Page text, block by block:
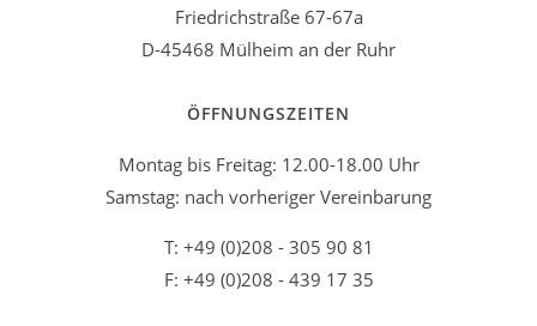
Friedrichstraße 67-67a
D-45468 Mülheim an der Ruhr
ÖFFNUNGSZEITEN
Montag bis Freitag: 12.00-18.00 Uhr
Samstag: nach vorheriger Vereinbarung
T: +49 (0)208 - 305 90 81
F: +49 (0)208 - 439 17 35